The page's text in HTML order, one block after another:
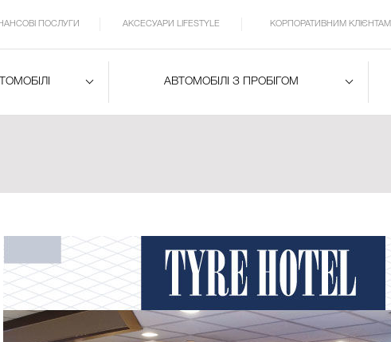
ПОСЛУГИ АКСЕСУАРИ LIFESTYLE КОРПОРАТИВНИМ КЛІЄНТАМ
АВТОМОБІЛІ З ПРОБІГОМ